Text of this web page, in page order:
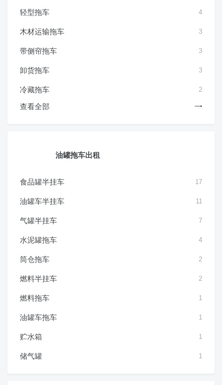
轻型拖车 4
木材运输拖车 3
带侧帘拖车 3
卸货拖车 3
冷藏拖车 2
查看全部
油罐拖车出租
食品罐半挂车 17
油罐车半挂车 11
气罐半挂车 7
水泥罐拖车 4
筒仓拖车 2
燃料半挂车 2
燃料拖车 1
油罐车拖车 1
贮水箱 1
储气罐 1